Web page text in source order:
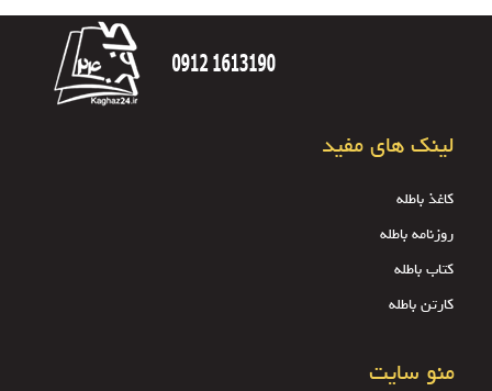
لینک های مفید
کاغذ باطله
روزنامه باطله
کتاب باطله
کارتن باطله
منو سایت